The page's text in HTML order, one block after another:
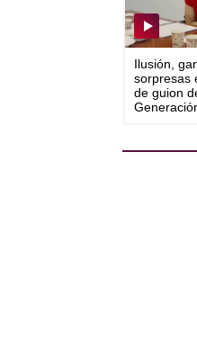
Ilusión,
sorpresas
de guion